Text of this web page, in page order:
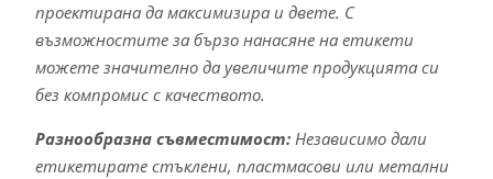
проектирана да максимизира и двете. С
възможностите за бързо нанасяне на етикети
можете значително да увеличите продукцията си
без компромис с качеството.
Разнообразна съвместимост:Независимо дали
етикетирате стъклени, пластмасови или метални